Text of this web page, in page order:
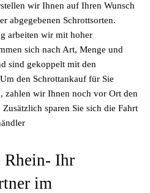
wir Ihnen auf Ihren Wunsch
abgegebenen Schrottsorten.
arbeiten wir mit hoher
sich nach Art, Menge und
sind gekoppelt mit den
den Schrottankauf für Sie
zahlen wir Ihnen noch vor Ort den
sparen Sie sich die Fahrt
Rhein- Ihr
im